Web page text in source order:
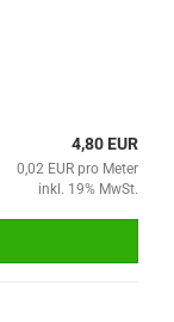
4,80 EUR
0,02 EUR pro Meter
inkl. 19% MwSt.